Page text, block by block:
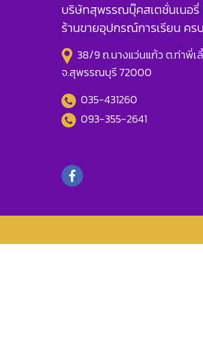
บริษัทสุพรรณบุ๊คสเตชั่นเนอ
ร้านขายอุปกรณ์การเรียน คร
38/9 ถ.นางแว่นแก้ว ต.ท่าพี่เ
จ.สุพรรณบุรี 72000
035-431260
093-355-2641